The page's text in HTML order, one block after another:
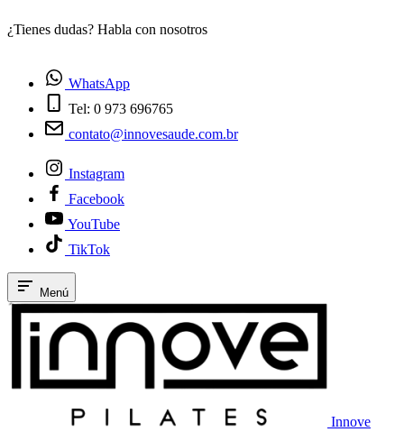
¿Tienes dudas? Habla con nosotros
WhatsApp
Tel: 0 973 696765
contato@innovesaude.com.br
Instagram
Facebook
YouTube
TikTok
Menú
Innove